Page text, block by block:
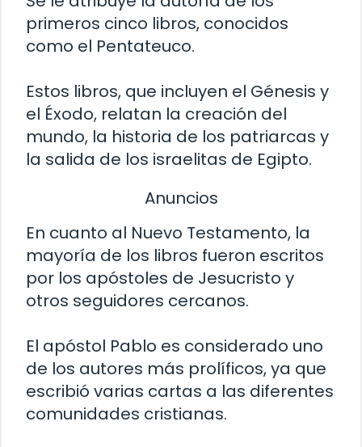
primeros cinco libros, conocidos
como el Pentateuco.
Estos libros, que incluyen el Génesis y
el Éxodo, relatan la creación del
mundo, la historia de los patriarcas y
la salida de los israelitas de Egipto.
Anuncios
En cuanto al Nuevo Testamento, la
mayoría de los libros fueron escritos
por los apóstoles de Jesucristo y
otros seguidores cercanos.
El apóstol Pablo es considerado uno
de los autores más prolíficos, ya que
escribió varias cartas a las diferentes
comunidades cristianas.